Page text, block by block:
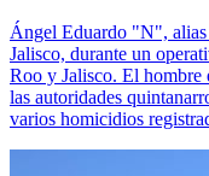
Ángel Eduardo "N",
Jalisco, durante un
Roo y Jalisco. El
las autoridades
varios homicidios